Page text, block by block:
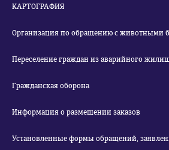
КАРТОГРАФИЯ
Организация по обращению с животными
Переселение граждан из аварийного
Гражданская оборона
Информация о размещении заказов
Установленные формы обращений,